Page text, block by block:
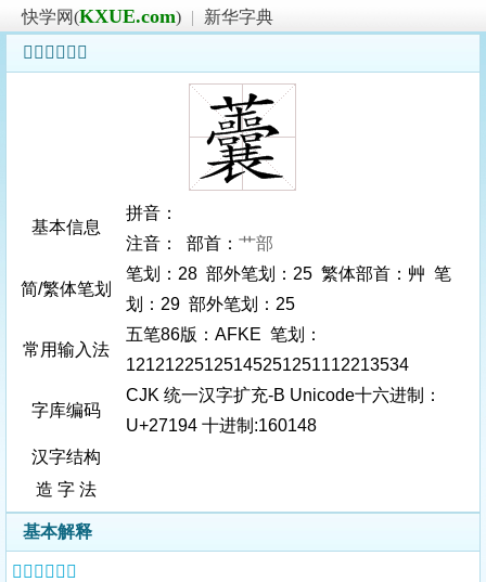
快学网(KXUE.com) |
新华字典
𧆔字基本信息
基本信息
拼音：
注音： 部首： 艹部
简/繁体笔划
笔划：28 部外笔划：25 繁体部首：艸 笔
划：29 部外笔划：25
常用输入法
五笔86版：AFKE 笔划：
12121225125145251251112213534
字库编码
CJK 统一汉字扩充-B Unicode十六进制：
U+27194 十进制:160148
汉字结构
造 字 法
基本解释
𧆔字基本信息